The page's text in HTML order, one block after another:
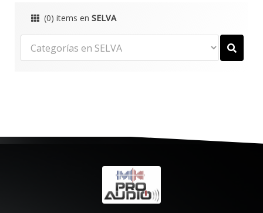
(0) items en SELVA